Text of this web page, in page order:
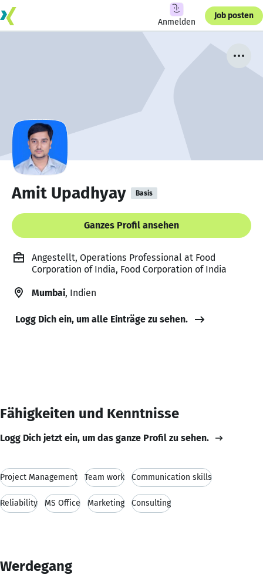
Anmelden
Job posten
Amit Upadhyay Basis
Ganzes Profil ansehen
Angestellt, Operations Professional at Food
Corporation of India, Food Corporation of India
Mumbai, Indien
Logg Dich ein, um alle Einträge zu sehen.
Fähigkeiten und Kenntnisse
Logg Dich jetzt ein, um das ganze Profil zu sehen.
Project Management Team work Communication skills
Reliability MS Office Marketing Consulting
Werdegang